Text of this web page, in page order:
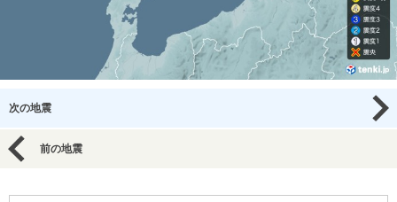
次の地震
前の地震